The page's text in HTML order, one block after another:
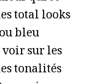
total looks
bleu
voir sur les
tonalités